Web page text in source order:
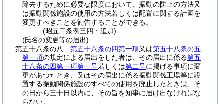
除去するために必要な限度において、振動の防止の方法又
は振動関係施設の使用の方法若しくは配置に関する計画を
変更すべきことを勧告することができる。
(昭五二条例三四・追加)
(氏名の変更等の届出)
第五十八条の八
第五十八条の四第一項又は第五十八条の五
第一項の規定による届出をした者は、その届出に係る第五
十八条の四第一項第一号若しくは第二号に掲げる事項に変
更があつたとき、又はその届出に係る振動関係工場等に設
置する振動関係施設のすべての使用を廃止したときは、そ
の日から三十日以内に、その旨を知事に届け出なければな
らない。